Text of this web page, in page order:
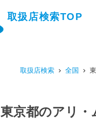
取扱店検索TOP
取扱店検索 全国
東京都のアリ・